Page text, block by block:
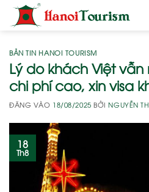
qua
dungBẢN TIN HANOI TOURISM
Lý do khách Việt
chi phí cao, xin visa
ĐĂNG VÀO 18/08/2025 BỞINGUYỄN
18
Th8